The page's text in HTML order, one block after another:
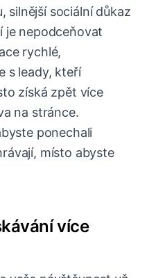
silnější sociální důkaz
je nepodceňovat
rychlé,
s leady, kteří
získá zpět více
na stránce.
ponechali
místo abyste
více